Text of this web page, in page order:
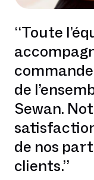
“Toute
de
Sewan.
de nos
clients.”